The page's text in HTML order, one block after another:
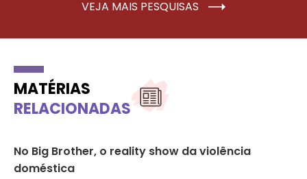
VEJA MAIS PESQUISAS
MATÉRIAS
RELACIONADAS
No Big Brother, o reality show da violência
doméstica